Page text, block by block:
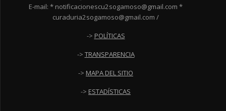
E-mail: * notificacionescu2sogamoso@gmail.com *
curaduria2sogamoso@gmail.com /
-> POLÍTICAS
-> TRANSPARENCIA
-> MAPA DEL SITIO
-> ESTADÍSTICAS